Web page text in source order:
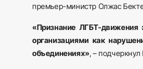
премьер-министр Олжас
«Признание ЛГБТ-
организациями как
объединениях», – подчеркнул